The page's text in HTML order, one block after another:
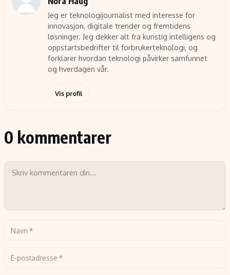
Jeg er teknologijournalist med interesse for
innovasjon, digitale trender og fremtidens
løsninger. Jeg dekker alt fra kunstig intelligens og
oppstartsbedrifter til forbrukerteknologi, og
forklarer hvordan teknologi påvirker samfunnet
og hverdagen vår.
Vis profil
0 kommentarer